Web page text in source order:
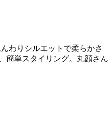
わりシルエットで柔らかさ
簡単スタイリング。丸顔さん